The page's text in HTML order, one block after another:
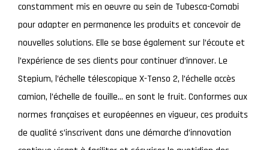
constamment mis en oeuvre au sein de Tubesca-Comabi
pour adapter en permanence les produits et concevoir de
nouvelles solutions. Elle se base également sur l’écoute et
l’expérience de ses clients pour continuer d’innover. Le
Stepium, l’échelle télescopique X-Tenso 2, l’échelle accès
camion, l’échelle de fouille… en sont le fruit. Conformes aux
normes françaises et européennes en vigueur, ces produits
de qualité s’inscrivent dans une démarche d’innovation